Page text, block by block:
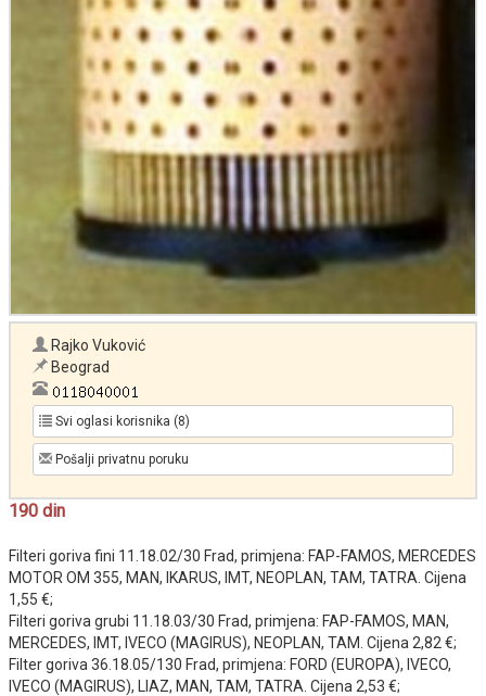
Rajko Vuković
Beograd
Svi oglasi korisnika (8)
Pošalji privatnu poruku
190 din
Filteri goriva fini 11.18.02/30 Frad, primjena: FAP-FAMOS, MERCEDES
MOTOR OM 355, MAN, IKARUS, IMT, NEOPLAN, TAM, TATRA. Cijena
1,55 €;
Filteri goriva grubi 11.18.03/30 Frad, primjena: FAP-FAMOS, MAN,
MERCEDES, IMT, IVECO (MAGIRUS), NEOPLAN, TAM. Cijena 2,82 €;
Filter goriva 36.18.05/130 Frad, primjena: FORD (EUROPA), IVECO,
IVECO (MAGIRUS), LIAZ, MAN, TAM, TATRA. Cijena 2,53 €;